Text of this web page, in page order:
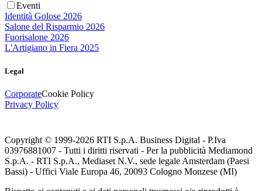
Eventi
Identità Golose 2026
Salone del Risparmio 2026
Fuorisalone 2026
L'Artigiano in Fiera 2025
Legal
CorporateCookie Policy
Privacy Policy
Copyright © 1999-2026 RTI S.p.A. Business Digital - P.Iva
03976881007 - Tutti i diritti riservati - Per la pubblicità Mediamond
S.p.A. - RTI S.p.A., Mediaset N.V., sede legale Amsterdam (Paesi
Bassi) - Uffici Viale Europa 46, 20093 Cologno Monzese (MI)